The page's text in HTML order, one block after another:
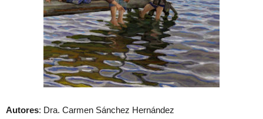
Autores: Dra. Carmen Sánchez Hernández